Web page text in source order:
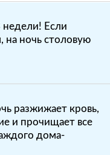
недели! Если
ночь столовую
разжижает кровь,
и прочищает все
дома-